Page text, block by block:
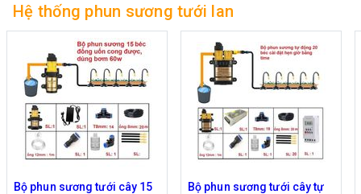
Hệ thống phun sương tưới lan
Bộ phun sương tưới cây tự
Bộ phun sương tưới cây tự